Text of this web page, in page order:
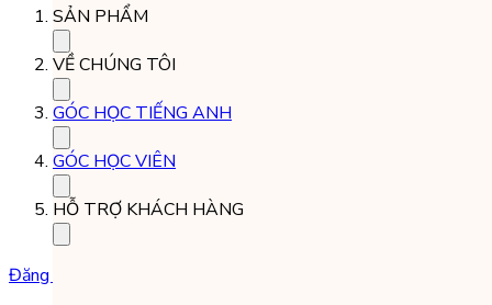
SẢN PHẨM
VỀ CHÚNG TÔI
GÓC HỌC TIẾNG ANH
GÓC HỌC VIÊN
HỖ TRỢ KHÁCH HÀNG
Đăng ký học